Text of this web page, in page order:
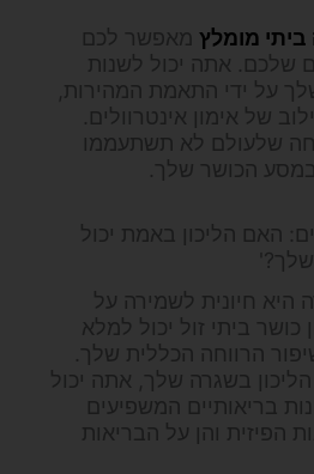
מומלץ מאפשר לכם
שלכם. אתה יכול לשנות
על ידי התאמת המהירות,
של אימון אינטרוולים.
שלעולם לא תשתעממו
במסע הכושר שלך.
האם הליכון באמת יכול
היא חיונית לשמירה על
כושר ביתי זול יכול למלא
הרווחה הכללית שלך.
הליכון בשגרה שלך, אתה יכול
בריאותיים המשפיעים
הפיזית והן על הבריאות